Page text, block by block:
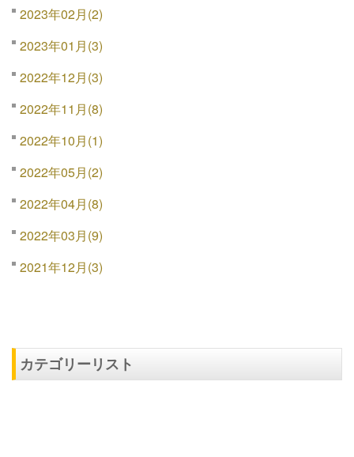
2023年02月(2)
2023年01月(3)
2022年12月(3)
2022年11月(8)
2022年10月(1)
2022年05月(2)
2022年04月(8)
2022年03月(9)
2021年12月(3)
カテゴリーリスト